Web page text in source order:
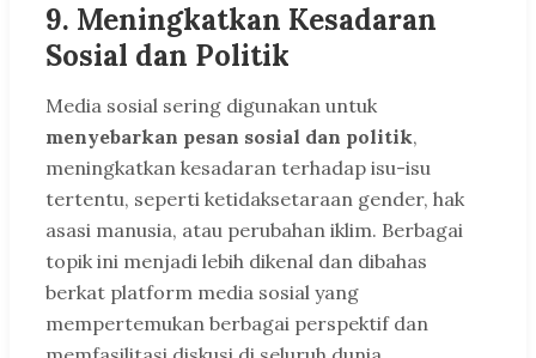
9. Meningkatkan Kesadaran
Sosial dan Politik
Media sosial sering digunakan untuk
menyebarkan pesan sosial dan politik,
meningkatkan kesadaran terhadap isu-isu
tertentu, seperti ketidaksetaraan gender, hak
asasi manusia, atau perubahan iklim. Berbagai
topik ini menjadi lebih dikenal dan dibahas
berkat platform media sosial yang
mempertemukan berbagai perspektif dan